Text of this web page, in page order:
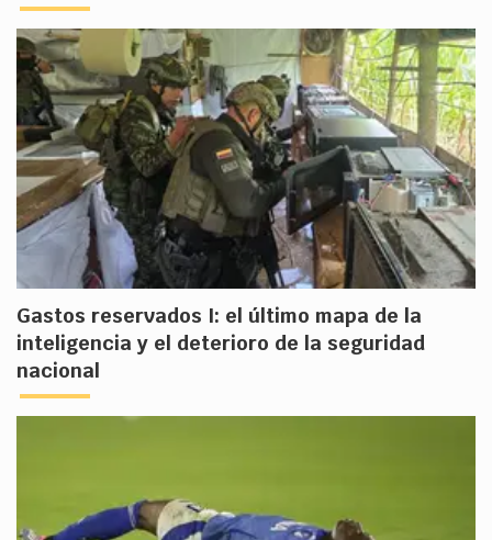
Gastos reservados I: el último mapa de la
inteligencia y el deterioro de la seguridad
nacional